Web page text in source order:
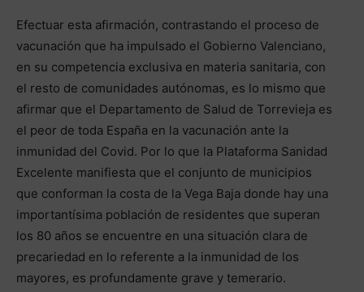
Efectuar esta afirmación, contrastando el proceso de
vacunación que ha impulsado el Gobierno Valenciano,
en su competencia exclusiva en materia sanitaria, con
el resto de comunidades autónomas, es lo mismo que
afirmar que el Departamento de Salud de Torrevieja es
el peor de toda España en la vacunación ante la
inmunidad del Covid. Por lo que la Plataforma Sanidad
Excelente manifiesta que el conjunto de municipios
que conforman la costa de la Vega Baja donde hay una
importantísima población de residentes que superan
los 80 años se encuentre en una situación clara de
precariedad en lo referente a la inmunidad de los
mayores, es profundamente grave y temerario.